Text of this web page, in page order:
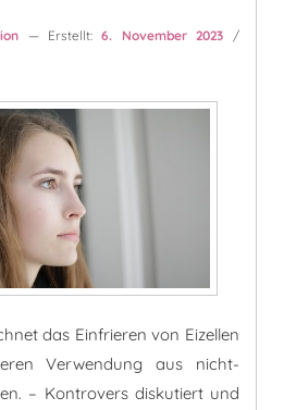
— Erstellt:6. November 2023 /
das Einfrieren von Eizellen
Verwendung aus nicht-
– Kontrovers diskutiert und